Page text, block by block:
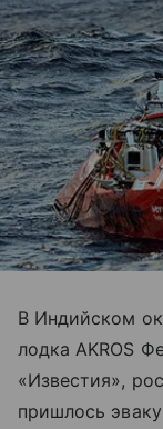
В Индийском
лодка AKROS
«Известия»,
пришлось